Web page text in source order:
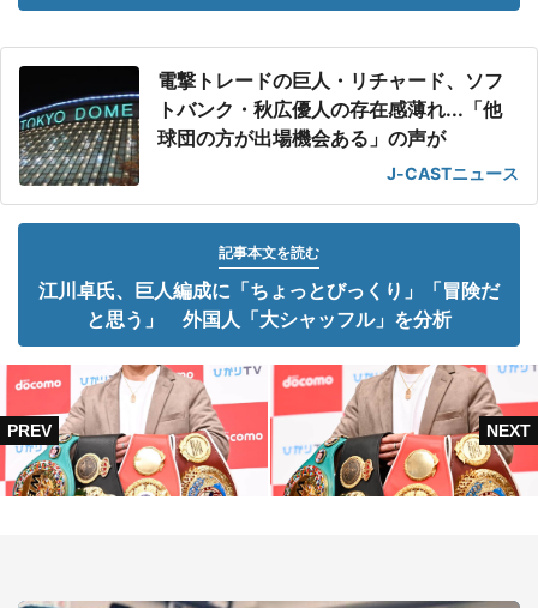
電撃トレードの巨人・リチャード、ソフ
トバンク・秋広優人の存在感薄れ...「他
球団の方が出場機会ある」の声が
J-CASTニュース
記事本文を読む
江川卓氏、巨人編成に「ちょっとびっくり」「冒険だ
と思う」 外国人「大シャッフル」を分析